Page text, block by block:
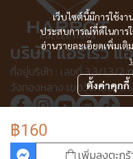
฿160
เพิ่มลงตะกร้
เว็บไซต์นี้มีการใช้ง
ประสบการณ์ที่ดีในการ
อ่านรายละเอียดเพิ่มเติ
ตั้งค่าคุกกี้
บริษัท แอร์โรว์
ที่อยู่บริษัท : เลขที่ 3,3/1,3/2
วังทองหลาง เขตวังทองหล
© Copyright